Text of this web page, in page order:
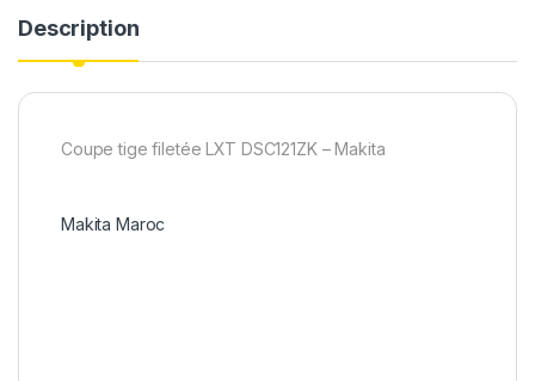
Description
Coupe tige filetée LXT DSC121ZK – Makita
Makita Maroc